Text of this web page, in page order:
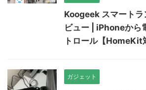
Koogeek スマートラ
ビュー | iPhoneから
トロール【HomeKit
ガジェット